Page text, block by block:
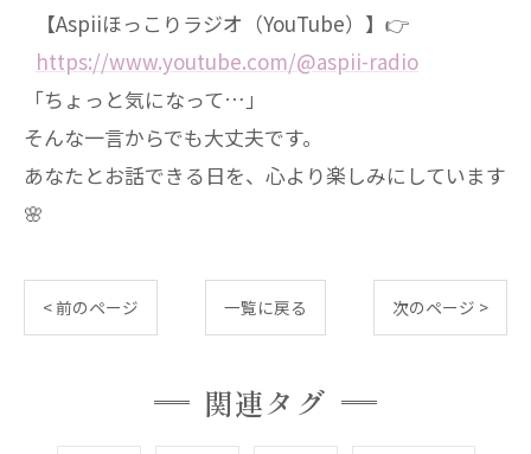
【Aspiiほっこりラジオ（YouTube）】👉
https://www.youtube.com/@aspii-radio
「ちょっと気になって…」
そんな一言からでも大丈夫です。
あなたとお話できる日を、心より楽しみにしています
🌸
< 前のページ 一覧に戻る 次のページ >
関連タグ